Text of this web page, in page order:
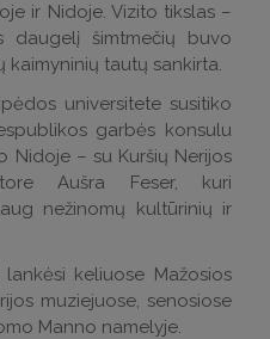
ir Nidoje. Vizito tikslas –
daugelį šimtmečių buvo
kaimyninių tautų sankirta.
universitete susitiko
garbės konsulu
Nidoje – su Kuršių Nerijos
Aušra Feser, kuri
nežinomų kultūrinių ir
keliuose Mažosios
muziejuose, senosiose
Manno namelyje.